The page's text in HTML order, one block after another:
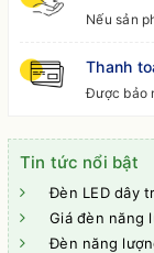
Nếu sản
Thanh
Được bảo
Tin tức nổi bật
Đèn LED dây
Giá đèn năng
Đèn năng